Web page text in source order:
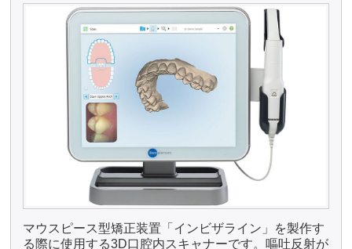
マウスピース型矯正装置「インビザライン」を製作す
る際に使用する3D口腔内スキャナーです。嘔吐反射が